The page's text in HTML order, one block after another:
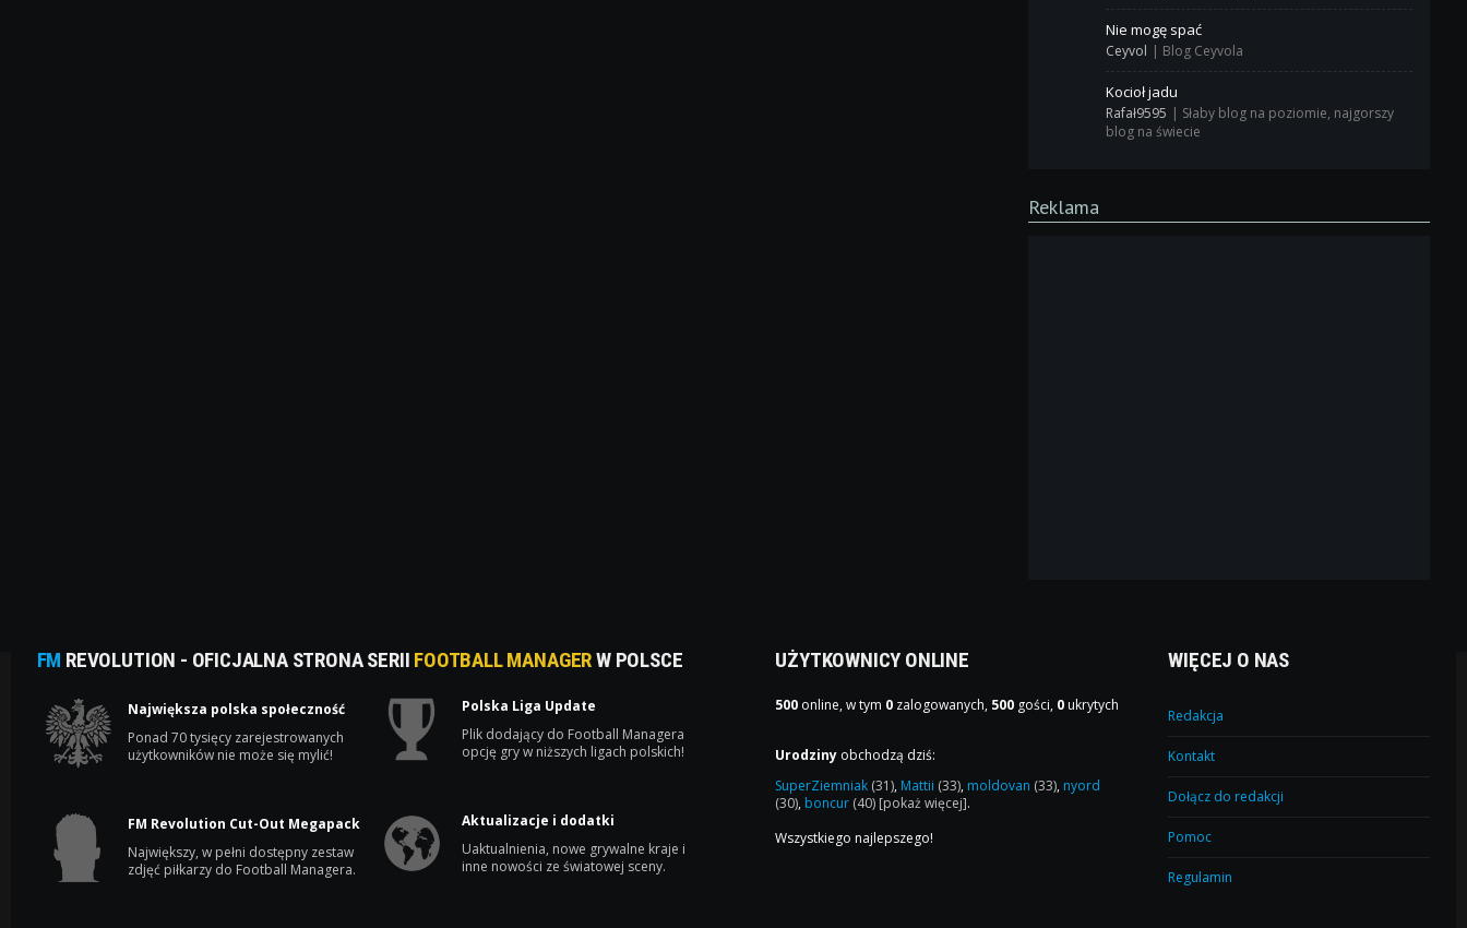
Nie mogę spać
Ceyvol | Blog Ceyvola
Kocioł jadu
Rafał9595 | Słaby blog na poziomie, najgorszy
blog na świecie
Reklama
FM REVOLUTION - OFICJALNA STRONA SERII FOOTBALL MANAGERW POLSCE
Największa polska społeczność
Ponad 70 tysięcy zarejestrowanych
użytkowników nie może się mylić!
Polska Liga Update
Plik dodający do Football Managera
opcję gry w niższych ligach polskich!
FM Revolution Cut-Out Megapack
Największy, w pełni dostępny zestaw
zdjęć piłkarzy do Football Managera.
Aktualizacje i dodatki
Uaktualnienia, nowe grywalne kraje i
inne nowości ze światowej sceny.
UŻYTKOWNICY ONLINE
500 online, w tym 0 zalogowanych, 500 gości, 0 ukrytych
Urodziny obchodzą dziś:
SuperZiemniak (31), Mattii (33), moldovan (33), nyord
(30), boncur (40) [pokaż więcej].
Wszystkiego najlepszego!
WIĘCEJ O NAS
Redakcja
Kontakt
Dołącz do redakcji
Pomoc
Regulamin